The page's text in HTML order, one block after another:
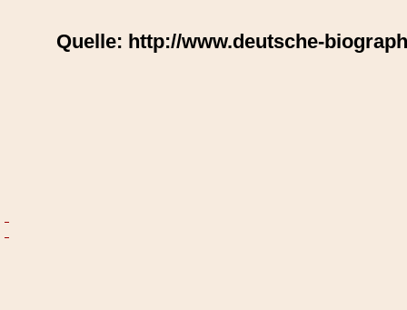
Quelle: http://www.deutsche-